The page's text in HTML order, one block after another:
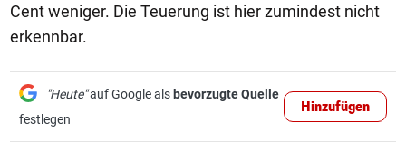
Cent weniger. Die Teuerung ist hier zumindest nicht
erkennbar.
"Heute"auf Google als bevorzugte Quelle
festlegen
Hinzufügen
1/50